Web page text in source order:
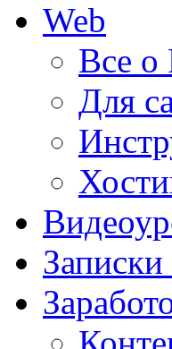
Web
Все о
Для
Записки